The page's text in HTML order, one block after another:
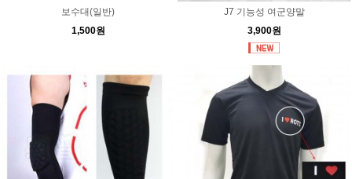
보수대(일반)
1,500원
J7 기능성 여군양말
3,900원